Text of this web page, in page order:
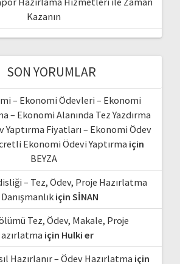
Kazanın
SON YORUMLAR
– Ekonomi Ödevleri – Ekonomi
– Ekonomi Alanında Tez Yazdırma
Yaptırma Fiyatları – Ekonomi Ödev
Ekonomi Ödevi Yaptırma için
BEYZA
– Tez, Ödev, Proje Hazırlatma
için SİNAN
Tez, Ödev, Makale, Proje
için Hulki er
Hazırlanır – Ödev Hazırlatma için